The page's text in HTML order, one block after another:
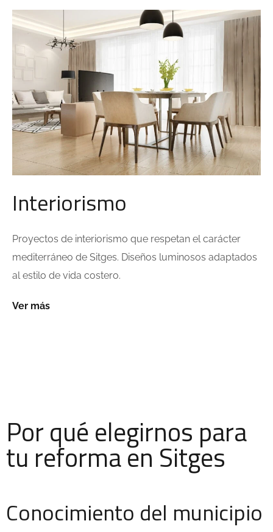
Interiorismo
Proyectos de interiorismo que respetan el carácter
mediterráneo de Sitges. Diseños luminosos adaptados
al estilo de vida costero.
Ver más
Por qué elegirnos para
tu reforma en Sitges
Conocimiento del municipio